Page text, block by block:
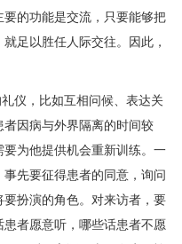
的功能是交流，只要能够把
足以胜任人际交往。因此，
仪，比如互相问候、表达关
因病与外界隔离的时间较
为他提供机会重新训练。一
先要征得患者的同意，询问
扮演的角色。对来访者，要
者愿意听，哪些话患者不愿